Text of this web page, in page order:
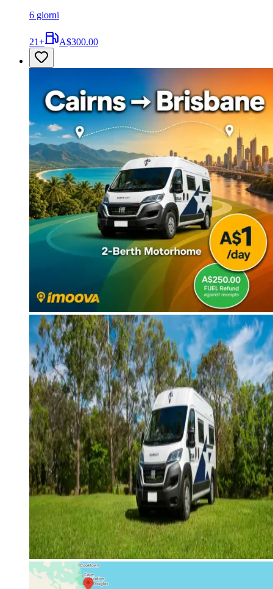
6 giorni
21+ A$300.00